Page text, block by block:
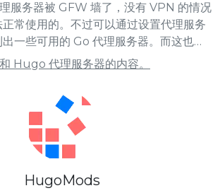
服务器被 GFW 墙了，没有 VPN 的情况
常使用的。不过可以通过设置代理服务
一些可用的 Go 代理服务器。而这也同
块。
Hugo 代理服务器的内容。
HugoMods